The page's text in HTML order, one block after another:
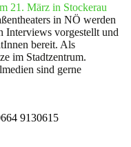
21. März in Stockerau
in NÖ werden
vorgestellt und
bereit. Als
im Stadtzentrum.
sind gerne
9130615